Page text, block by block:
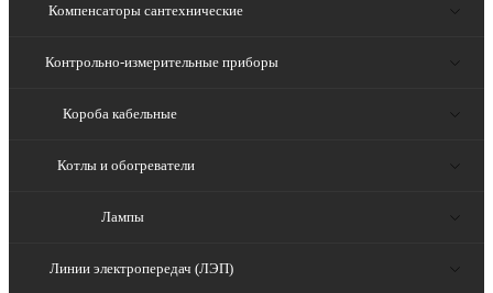
Компенсаторы сантехнические
Контрольно-измерительные приборы
Короба кабельные
Котлы и обогреватели
Лампы
Линии электропередач (ЛЭП)